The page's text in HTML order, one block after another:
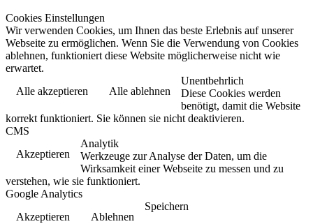
Cookies Einstellungen
Wir verwenden Cookies, um Ihnen das beste Erlebnis auf unserer
Webseite zu ermöglichen. Wenn Sie die Verwendung von Cookies
ablehnen, funktioniert diese Website möglicherweise nicht wie
erwartet.
Alle akzeptieren
Alle ablehnen
Unentbehrlich
Diese Cookies werden
benötigt, damit die Website
korrekt funktioniert. Sie können sie nicht deaktivieren.
CMS
Akzeptieren
Analytik
Werkzeuge zur Analyse der Daten, um die
Wirksamkeit einer Webseite zu messen und zu
verstehen, wie sie funktioniert.
Google Analytics
Akzeptieren
Ablehnen
Speichern